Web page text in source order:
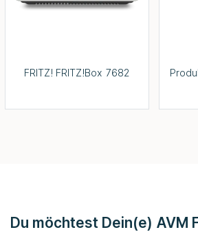
FRITZ! FRITZ!Box 7682
Du möchtest Dein(e) AVM